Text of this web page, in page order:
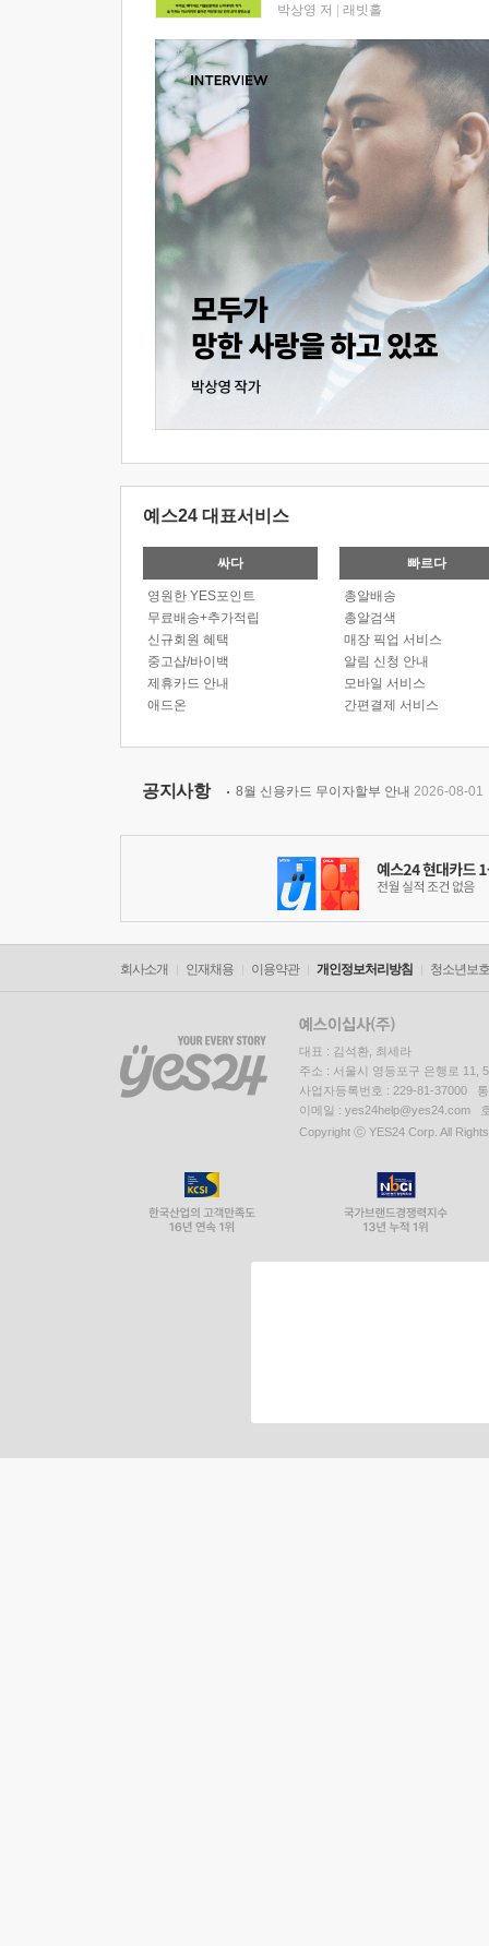
박상영 저 래빗홀
예스24 대표서비스
싸다
영원한 YES포인트
무료배송+추가적립
신규회원 혜택
중고샵/바이백
제휴카드 안내
애드온
빠르다
총알배송
총알검색
매장 픽업 서비스
알림 신청 안내
모바일 서비스
간편결제 서비스
공지사항 8월 신용카드 무이자할부 안내 2026-08-01
회사소개 인재채용 이용약관 개인정보처리방침 청소년보
대표 : 김석환, 최세라
주소 : 서울시 영등포구 은행로 11,
사업자등록번호 : 229-81-37000
이메일 : yes24help@yes24.com
Copyright ⓒ YES24 Corp. All